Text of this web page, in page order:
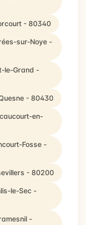
- 80340
sur-Noye -
le-Grand -
- 80430
en-
Fosse -
- 80200
le-Sec -
-